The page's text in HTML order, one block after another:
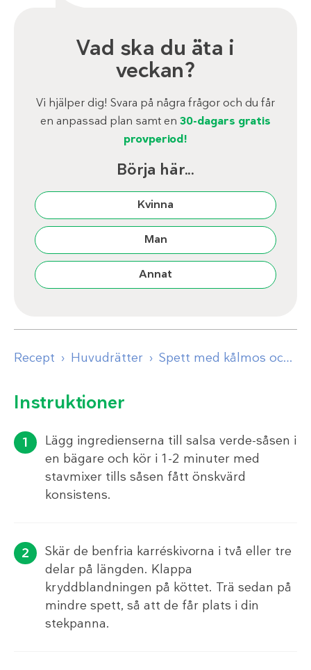
Vad ska du äta i
veckan?
Vi hjälper dig! Svara på några frågor och du får
en anpassad plan samt en 30-dagars gratis
provperiod!
Börja här...
Kvinna
Man
Annat
Recept Huvudrätter Spett med kålmos och salsa verde
Instruktioner
Lägg ingredienserna till salsa verde-såsen i
en bägare och kör i 1-2 minuter med
stavmixer tills såsen fått önskvärd
konsistens.
Skär de benfria karréskivorna i två eller tre
delar på längden. Klappa
kryddblandningen på köttet. Trä sedan på
mindre spett, så att de får plats i din
stekpanna.